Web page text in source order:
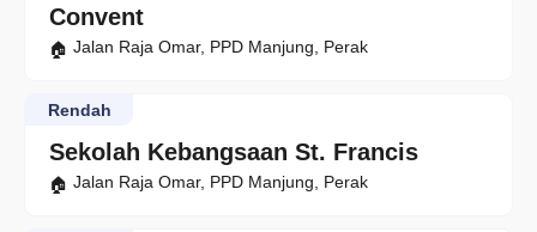
Convent
Jalan Raja Omar, PPD Manjung, Perak
Sekolah Kebangsaan St. Francis
Rendah
Jalan Raja Omar, PPD Manjung, Perak